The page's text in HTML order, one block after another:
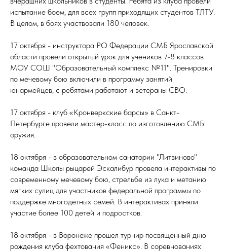
испытание боем, для всех групп приходящих студентов ТЛТУ.
В целом, в боях участвовали 180 человек.
17 октября - инструктора РО Федерации СМБ Ярославской
области провели открытый урок для учеников 7-8 классов
МОУ СОШ "Образовательный комплекс №11". Тренировки
по мечевому бою включили в программу занятий
юнармейцев, с ребятами работают и ветераны СВО.
17 октября - клуб «Кронверкские барсы» в Санкт-
Петербурге провели мастер-класс по изготовлению СМБ
оружия.
18 октября - в образовательном санатории "Литвиново"
команда Школы рыцарей Эскалибур провела интерактивы по
современному мечевому бою, стрельбе из лука и метанию
мягких сулиц для участников федеральной программы по
поддержке многодетных семей. В интерактивах приняли
участие более 100 детей и подростков.
18 октября - в Воронеже прошел турнир посвященный дню
рождения клуба фехтования «Феникс». В соревнованиях